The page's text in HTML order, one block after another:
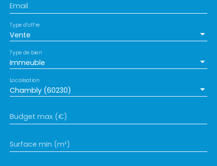
Email
Vente
Type d'offre
Immeuble
Type de bien
Chambly (60230)
Localisation
Budget max (€)
Surface min (m²)